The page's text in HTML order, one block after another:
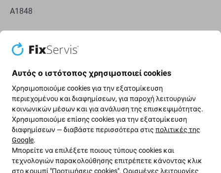
A1848
κατασκευάζονται από τρίτους και όχι απευθείας από
τον κατασκευαστή της συσκευής. Αυτές οι μπαταρίες
έχουν σχεδιαστεί για να πληρούν τα ίδια υψηλά
πρότυπα με τις αρχικές και, σε σπάνιες περιπτώσεις,
ενδέχεται να έχουν ελάχιστες διαφορές στη
λειτουργικότητα, την ποιότητα ή την εμφάνιση. Είναι
γνωστές για την υψηλή τους ποιότητα και έχουν προ-
δοκιμαστεί.
Αυτός ο ιστότοπος χρησιμοποιεί cookies
Χρησιμοποιούμε cookies για την εξατομίκευση
περιεχομένου και διαφημίσεων, για παροχή λειτουργιών
κοινωνικών μέσων και για ανάλυση της επισκεψιμότητας.
Χρησιμοποιούμε επίσης cookies για την εξατομίκευση
διαφημίσεων — διαβάστε περισσότερα στις πολιτικές της
Google.
Μπορείτε να επιλέξετε ποιους τύπους cookies και
τεχνολογιών παρακολούθησης επιτρέπετε κάνοντας κλικ
στο κουμπί "Προτιμήσεις cookies". Ορισμένες λειτουργίες